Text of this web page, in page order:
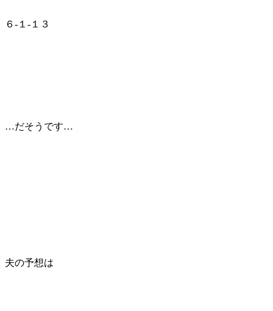
６-１-１３
…だそうです…
夫の予想は